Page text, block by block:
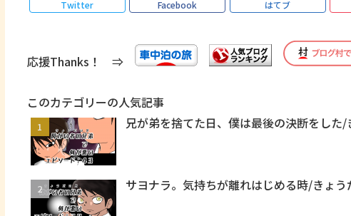
Twitter Facebook はてブ
応援Thanks！ ⇒
このカテゴリーの人気記事
兄が弟を捨てた日、僕は最後の決断をした
サヨナラ。気持ちが離れはじめる時/きょ